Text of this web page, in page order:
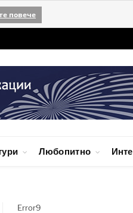
повече
Любопитно
Error9